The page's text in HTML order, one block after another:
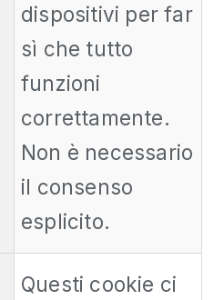
dispositivi per far
sì che tutto
funzioni
correttamente.
Non è necessario
il consenso
esplicito.
Questi cookie ci